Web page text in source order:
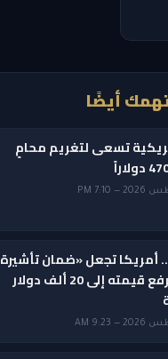
أيضًا
تسعى لتغريم محامٍ
أمريكا تجعل «ضمان تأشيرة
الزيارة» دائمًا وترفع قيمته إلى 20 ألف دولار